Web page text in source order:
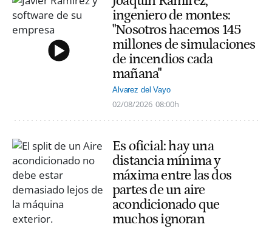
ingeniero de montes:
"Nosotros hacemos 145
millones de simulaciones
de incendios cada
mañana"
Alvarez del Vayo
02/08/2026 08:00h
Es oficial: hay una
distancia mínima y
máxima entre las dos
partes de un aire
acondicionado que
muchos ignoran